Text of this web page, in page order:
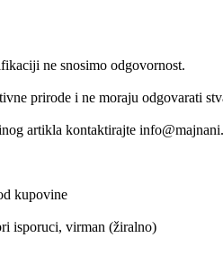
ne snosimo odgovornost.
prirode i ne moraju odgovarati
artikla kontaktirajte
kupovine
isporuci, virman (žiralno)